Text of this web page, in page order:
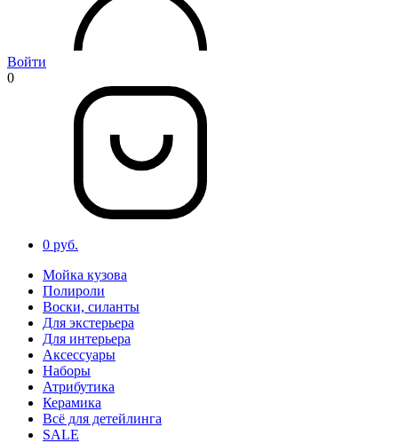
Войти
0
0 руб.
Мойка кузова
Полироли
Воски, силанты
Для экстерьера
Для интерьера
Аксессуары
Наборы
Атрибутика
Керамика
Всё для детейлинга
SALE